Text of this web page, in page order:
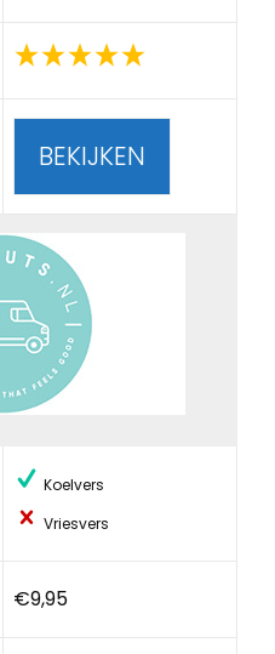
BEKIJKEN
Koelvers
Vriesvers
€9,95